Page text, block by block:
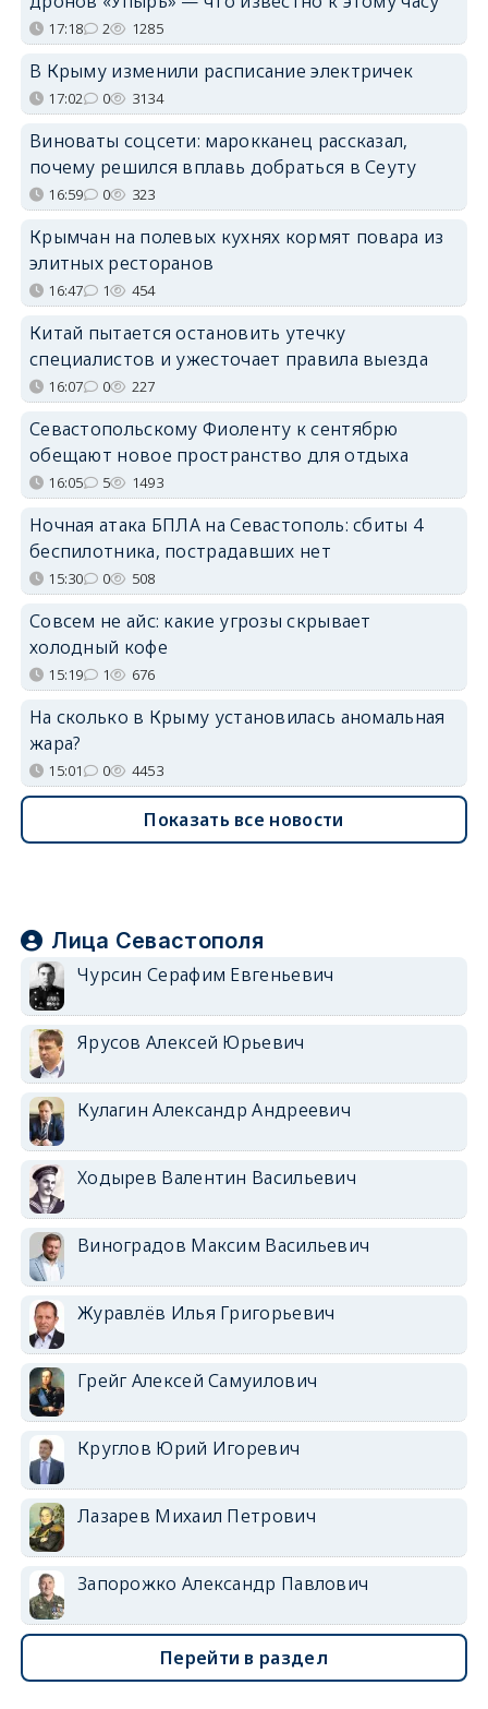
17:18 2 1285
В Крыму изменили расписание электричек
17:02 0 3134
Виноваты соцсети: марокканец рассказал,
почему решился вплавь добраться в Сеуту
16:59 0 323
Крымчан на полевых кухнях кормят повара из
элитных ресторанов
16:47 1 454
Китай пытается остановить утечку
специалистов и ужесточает правила выезда
16:07 0 227
Севастопольскому Фиоленту к сентябрю
обещают новое пространство для отдыха
16:05 5 1493
Ночная атака БПЛА на Севастополь: сбиты 4
беспилотника, пострадавших нет
15:30 0 508
Совсем не айс: какие угрозы скрывает
холодный кофе
15:19 1 676
На сколько в Крыму установилась аномальная
жара?
15:01 0 4453
Показать все новости
Лица Севастополя
Чурсин Серафим Евгеньевич
Ярусов Алексей Юрьевич
Кулагин Александр Андреевич
Ходырев Валентин Васильевич
Виноградов Максим Васильевич
Журавлёв Илья Григорьевич
Грейг Алексей Самуилович
Круглов Юрий Игоревич
Лазарев Михаил Петрович
Запорожко Александр Павлович
Перейти в раздел